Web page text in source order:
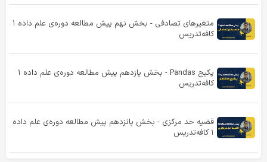
متغیرهای تصادفی - بخش نهم پیش مطالعه دوره‌ی علم داده ۱
کافه‌تدریس
پکیج Pandas - بخش یازدهم پیش مطالعه دوره‌ی علم داده ۱
کافه‌تدریس
قضیه حد مرکزی - بخش پانزدهم پیش مطالعه دوره‌ی علم داده
۱ کافه‌تدریس